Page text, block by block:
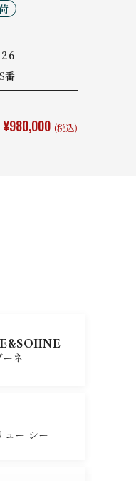
26
番
¥980,000 (税込)
ネ
ュー シー